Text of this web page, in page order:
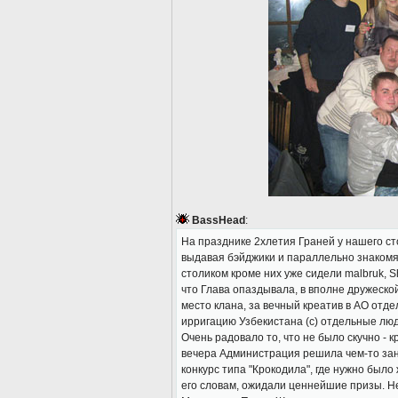
BassHead :
На празднике 2хлетия Граней у нашего
выдавая бэйджики и параллельно
столиком кроме них уже сидели malbruk,
что Глава опаздывала, в вполне
место клана, за вечный креатив в АО
ирригацию Узбекистана (с) отдельные
Очень радовало то, что не было скучно -
вечера Администрация решила чем-то
конкурс типа "Крокодила", где нужно
его словам, ожидали ценнейшие призы.